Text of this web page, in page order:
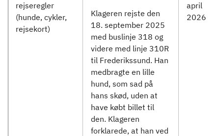
rejseregler
(hunde, cykler,
rejsekort)
Klageren rejste den
18. september 2025
med buslinje 318 og
videre med linje 310R
til Frederikssund. Han
medbragte en lille
hund, som sad på
hans skød, uden at
have købt billet til
den. Klageren
forklarede, at han ved
april
2026